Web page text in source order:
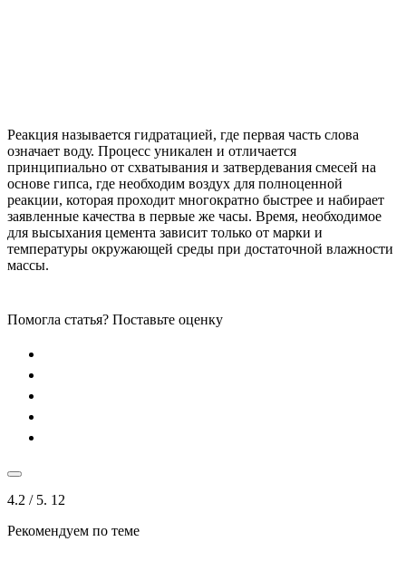
Реакция называется гидратацией, где первая часть слова
означает воду. Процесс уникален и отличается
принципиально от схватывания и затвердевания смесей на
основе гипса, где необходим воздух для полноценной
реакции, которая проходит многократно быстрее и набирает
заявленные качества в первые же часы. Время, необходимое
для высыхания цемента зависит только от марки и
температуры окружающей среды при достаточной влажности
массы.
Помогла статья? Поставьте оценку
4.2 / 5. 12
Рекомендуем по теме